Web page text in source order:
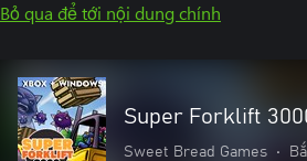
Bỏ qua để tới nội dung chính
Super Forklift
Sweet Bread Games •